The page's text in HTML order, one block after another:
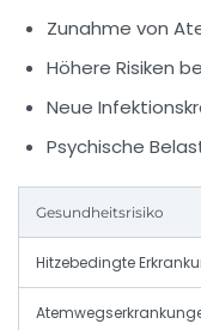
Zunahme von
Höhere Risiken
Neue
Psychische
Gesundheitsrisiko
Hitzebedingte